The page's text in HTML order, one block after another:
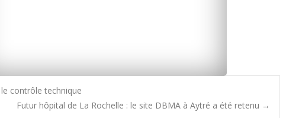
et de la sécurisation des zones de baignade.
contrôle technique
Futur hôpital de La Rochelle : le site DBMA à Aytré a été retenu →